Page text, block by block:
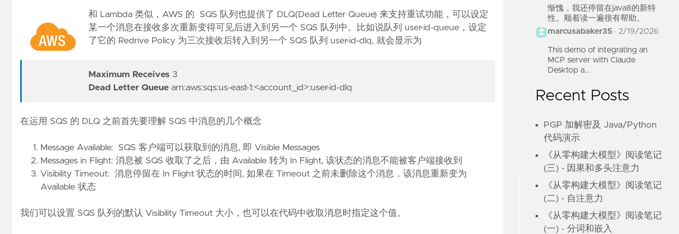
和 Lambda 类似，AWS 的 SQS 队列也提供了 DLQ(Dead Letter Queue) 来支持重试功能，可以设定
某一个消息在接收多次重新变得可见后进入到另一个 SQS 队列中。比如说队列 user-id-queue，设定
了它的 Redrive Policy 为三次接收后转入到另一个 SQS 队列 user-id-dlq, 就会显示为
Maximum Receives 3
Dead Letter Queue arn:aws:sqs:us-east-1:<account_id>:user-id-dlq
在运用 SQS 的 DLQ 之前首先要理解 SQS 中消息的几个概念
Message Available: SQS 客户端可以获取到的消息, 即 Visible Messages
Messages in Flight: 消息被 SQS 收取了之后，由 Available 转为 In Flight, 该状态的消息不能被客户端接收到
Visibility Timeout: 消息停留在 In Flight 状态的时间, 如果在 Timeout 之前未删除这个消息，该消息重新变为
Available 状态
我们可以设置 SQS 队列的默认 Visibility Timeout 大小，也可以在代码中收取消息时指定这个值。
惭愧，我还停留在java8的新特
性。顺着读一遍很有帮助。
marcusabaker35 · 2/19/2026
This demo of integrating an
MCP server with Claude
Desktop a...
Recent Posts
PGP 加解密及 Java/Python
代码演示
《从零构建大模型》阅读笔记
(三) - 因果和多头注意力
《从零构建大模型》阅读笔记
(二) - 自注意力
《从零构建大模型》阅读笔记
(一) - 分词和嵌入